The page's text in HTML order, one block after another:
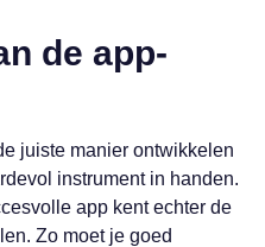
de app-
juiste manier ontwikkelen
instrument in handen.
app kent echter de
Zo moet je goed